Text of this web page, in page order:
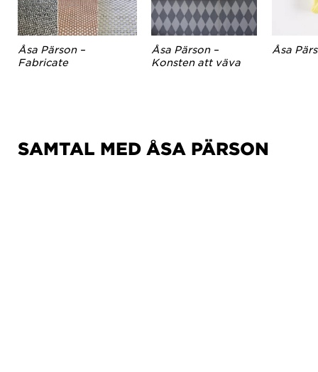
Åsa Pärson –
Fabricate
Åsa Pärson –
Konsten att väva
Åsa
SAMTAL MED ÅSA PÄRSON